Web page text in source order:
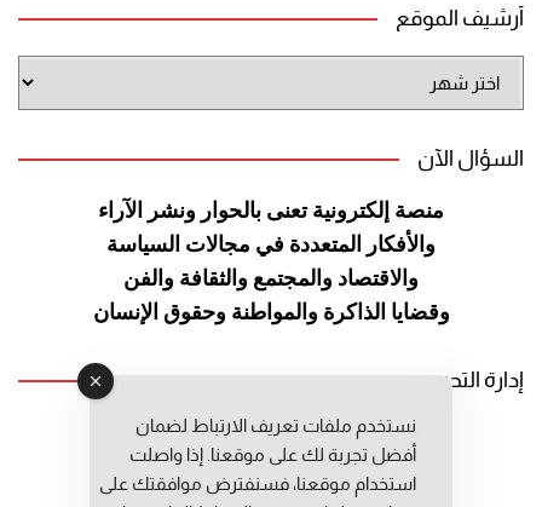
أرشيف الموقع
الموقع
السؤال الآن
منصة إلكترونية تعنى بالحوار ونشر الآراء
والأفكار المتعددة في مجالات السياسة
والاقتصاد والمجتمع والثقافة والفن
وقضايا الذاكرة والمواطنة وحقوق الإنسان
إدارة التحرير
رئيس التحرير: عبد الرحيم التوراني
رئيس التحرير المساعد: المعطي قبال
مديرة التحرير: فاطمة حوحو
نستخدم ملفات تعريف الارتباط لضمان
أفضل تجربة لك على موقعنا. إذا واصلت
استخدام موقعنا، فسنفترض موافقتك على